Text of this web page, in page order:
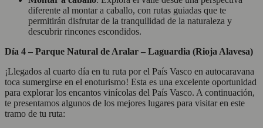
diferente al montar a caballo, con rutas guiadas que te
permitirán disfrutar de la tranquilidad de la naturaleza y
descubrir rincones escondidos.
Día 4 – Parque Natural de Aralar – Laguardia (Rioja Alavesa)
¡Llegados al cuarto día en tu ruta por el País Vasco en autocaravana
toca sumergirse en el enoturismo! Esta es una excelente oportunidad
para explorar los encantos vinícolas del País Vasco. A continuación,
te presentamos algunos de los mejores lugares para visitar en este
tramo de tu ruta: